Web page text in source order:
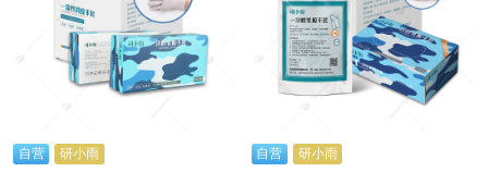
自营 研小雨 自营 研小雨